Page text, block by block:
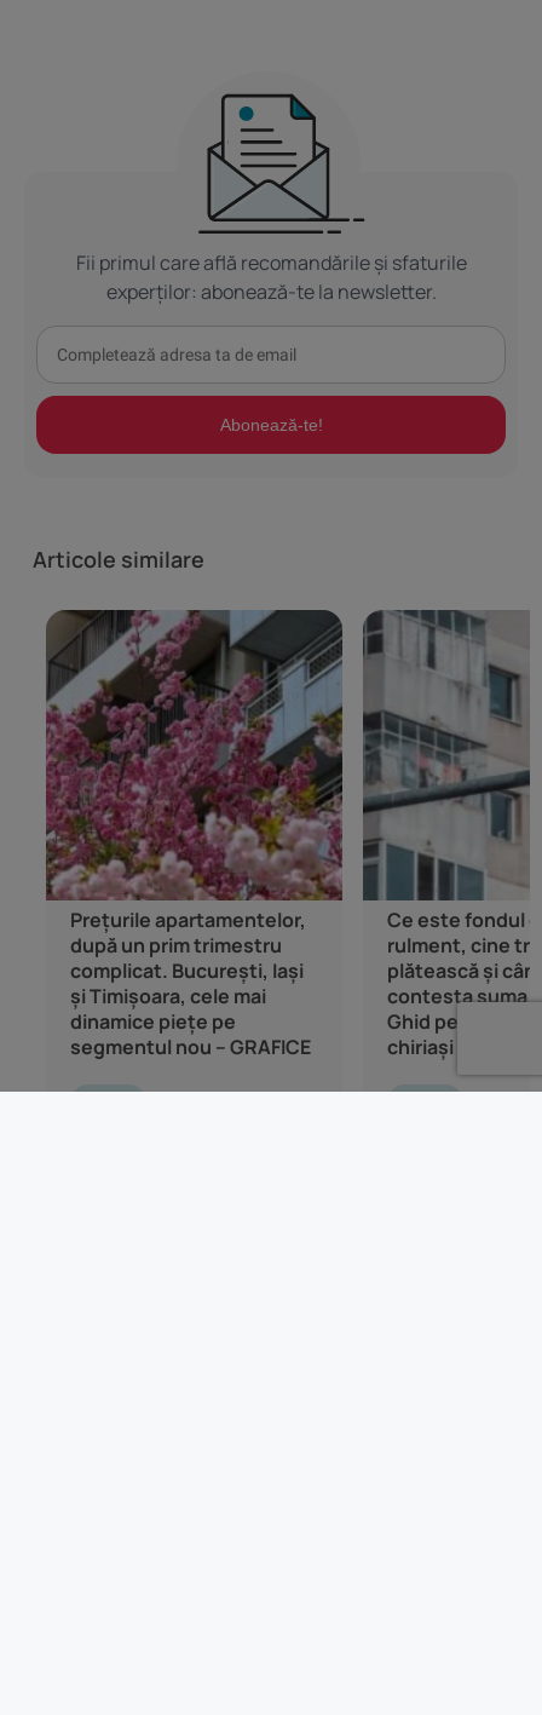
Fii primul care află recomandările și sfaturile
experților: abonează-te la newsletter.
Abonează-te!
Articole similare
Prețurile apartamentelor,
după un prim trimestru
complicat. București, Iași
și Timișoara, cele mai
dinamice piețe pe
segmentul nou – GRAFICE
Ce este fondul
rulment, cine
plătească și
contesta suma
Ghid pentru
chiriași